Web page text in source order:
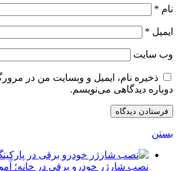
نام *
ایمیل *
وب‌ سایت
ذخیره نام، ایمیل و وبسایت من در
دوباره دیدگاهی می‌نویسم.
بستن
نصب شارژر خودرو برقی در خانه؛